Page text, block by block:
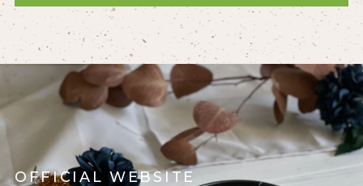
OFFICIAL WEBSITE